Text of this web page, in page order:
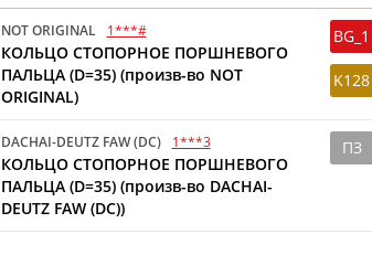
NOT ORIGINAL 1***#
КОЛЬЦО СТОПОРНОЕ ПОРШНЕВОГО
ПАЛЬЦА (D=35) (произв-во NOT
ORIGINAL)
BG_1
K128
DACHAI-DEUTZ FAW (DC) 1***3
КОЛЬЦО СТОПОРНОЕ ПОРШНЕВОГО
ПАЛЬЦА (D=35) (произв-во DACHAI-
DEUTZ FAW (DC))
ПЗ